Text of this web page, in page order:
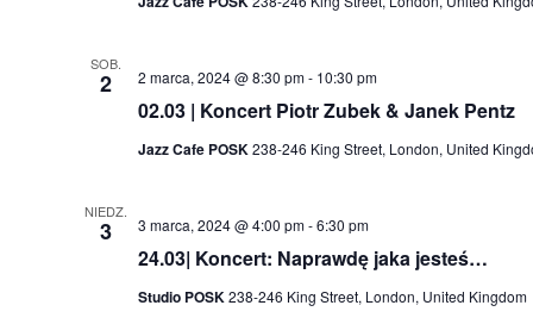
SOB.
2
02.03 | Koncert Piotr Zubek & Janek Pentz
2 marca, 2024 @ 8:30 pm- 10:30 pm
Jazz Cafe POSK238-246 King Street, London, United
NIEDZ.
3
24.03| Koncert: Naprawdę jaka jesteś…
3 marca, 2024 @ 4:00 pm-6:30 pm
Studio POSK238-246 King Street, London, United Kingdom